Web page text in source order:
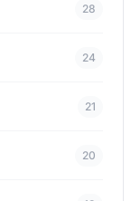
28
24
21
20